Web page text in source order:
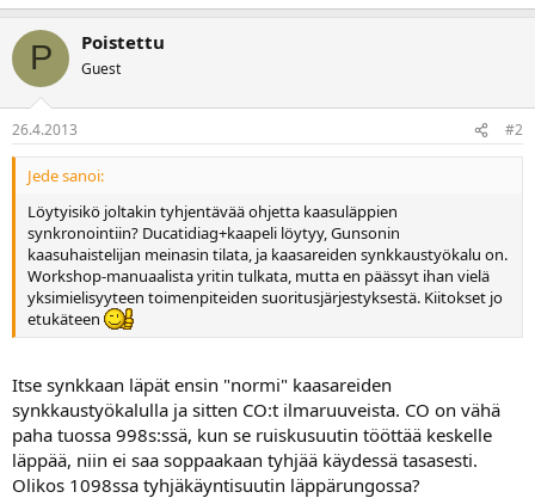
aP Poistettu
Guest
26.4.2013 #2
Jede sanoi:
Löytyisikö joltakin tyhjentävää ohjetta kaasuläppien
synkronointiin? Ducatidiag+kaapeli löytyy, Gunsonin
kaasuhaistelijan meinasin tilata, ja kaasareiden synkkaustyökalu on.
Workshop-manuaalista yritin tulkata, mutta en päässyt ihan vielä
yksimielisyyteen toimenpiteiden suoritusjärjestyksestä. Kiitokset jo
etukäteen
Itse synkkaan läpät ensin "normi" kaasareiden
synkkaustyökalulla ja sitten CO:t ilmaruuveista. CO on vähä
paha tuossa 998s:ssä, kun se ruiskusuutin tööttää keskelle
läppää, niin ei saa soppaakaan tyhjää käydessä tasasesti.
Olikos 1098ssa tyhjäkäyntisuutin läppärungossa?